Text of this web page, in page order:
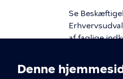
Denne
Se
af faglige